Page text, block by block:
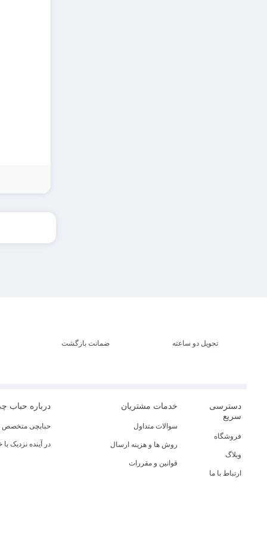
تحویل دو ساعته ضمانت بازگشت
دسترسی
سریع
فروشگاه
وبلاگ
ارتباط با ما
خدمات مشتریان
سوالات متداول
روش ها و هزینه ارسال
قوانین و مقررات
درباره حباب
حبابچی متخصص
در آینده نزدیک